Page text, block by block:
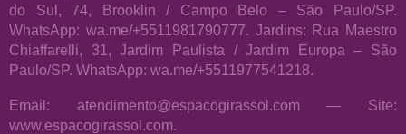
do Sul, 74, Brooklin / Campo Belo – São Paulo/SP.
WhatsApp: wa.me/+5511981790777. Jardins: Rua Maestro
Chiaffarelli, 31, Jardim Paulista / Jardim Europa – São
Paulo/SP. WhatsApp: wa.me/+5511977541218.
Email: atendimento@espacogirassol.com — Site:
www.espacogirassol.com.